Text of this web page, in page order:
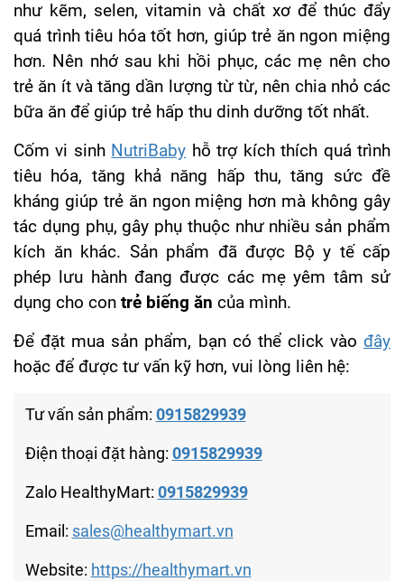
như kẽm, selen, vitamin và chất xơ để thúc đẩy
quá trình tiêu hóa tốt hơn, giúp trẻ ăn ngon miệng
hơn. Nên nhớ sau khi hồi phục, các mẹ nên cho
trẻ ăn ít và tăng dần lượng từ từ, nên chia nhỏ các
bữa ăn để giúp trẻ hấp thu dinh dưỡng tốt nhất.
Cốm vi sinh NutriBaby hỗ trợ kích thích quá trình
tiêu hóa, tăng khả năng hấp thu, tăng sức đề
kháng giúp trẻ ăn ngon miệng hơn mà không gây
tác dụng phụ, gây phụ thuộc như nhiều sản phẩm
kích ăn khác. Sản phẩm đã được Bộ y tế cấp
phép lưu hành đang được các mẹ yêm tâm sử
dụng cho con trẻ biếng ăn của mình.
Để đặt mua sản phẩm, bạn có thể click vào đây
hoặc để được tư vấn kỹ hơn, vui lòng liên hệ:
Tư vấn sản phẩm: 0915829939
Điện thoại đặt hàng: 0915829939
Zalo HealthyMart: 0915829939
Email: sales@healthymart.vn
Website: https://healthymart.vn